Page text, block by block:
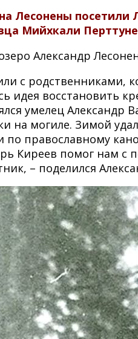
Лесонены
Мийхкали
Александр
с
идея восстановить
умелец Александр
на могиле. Зимой
православному
Киреев помог нам с
– поделился